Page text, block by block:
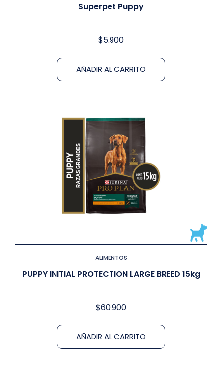
Superpet Puppy
$5.900
AÑADIR AL CARRITO
ALIMENTOS
PUPPY INITIAL PROTECTION LARGE BREED 15kg
$60.900
AÑADIR AL CARRITO